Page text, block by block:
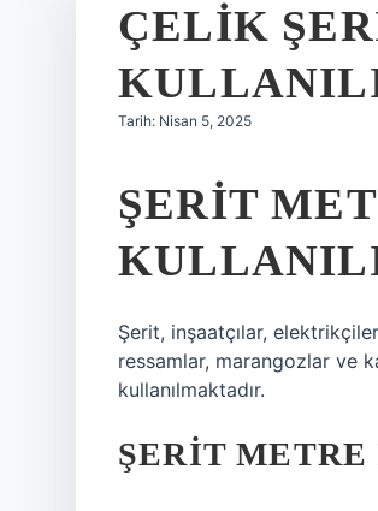
ÇELIK
Tarih: Nisan 5, 2025
ŞERIT
Şerit, inşaatçılar,
ressamlar, marangozlar ve
kullanılmaktadır.
ŞERIT